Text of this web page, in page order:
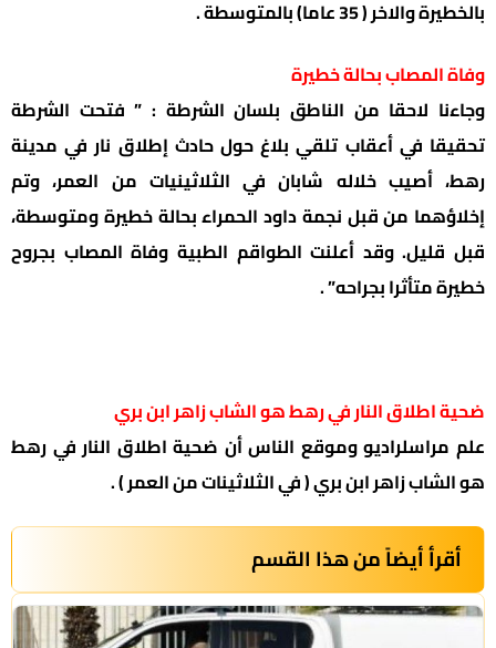
بالخطيرة والاخر ( 35 عاما) بالمتوسطة .
وفاة المصاب بحالة خطيرة
وجاءنا لاحقا من الناطق بلسان الشرطة : ” فتحت الشرطة
تحقيقا في أعقاب تلقي بلاغ حول حادث إطلاق نار في مدينة
رهط، أصيب خلاله شابان في الثلاثينيات من العمر، وتم
إخلاؤهما من قبل نجمة داود الحمراء بحالة خطيرة ومتوسطة،
قبل قليل. وقد أعلنت الطواقم الطبية وفاة المصاب بجروح
خطيرة متأثرا بجراحه” .
ضحية اطلاق النار في رهط هو الشاب زاهر ابن بري
علم مراسلراديو وموقع الناس أن ضحية اطلاق النار في رهط
هو الشاب زاهر ابن بري ( في الثلاثينات من العمر ) .
أقرأ أيضاً من هذا القسم